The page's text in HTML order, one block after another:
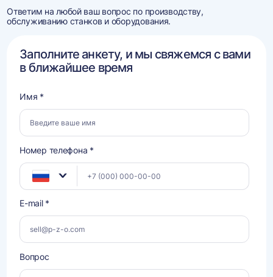
Ответим на любой ваш вопрос по производству,
обслуживанию станков и оборудования.
Заполните анкету, и мы свяжемся с вами
в ближайшее время
Имя *
Номер телефона *
E-mail *
Вопрос